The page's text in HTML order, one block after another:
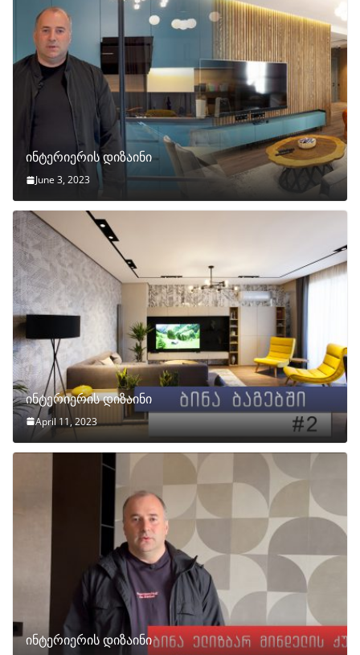
ინტერიერის დიზაინი
June 3, 2023
ინტერიერის დიზაინი
April 11, 2023
ინტერიერის დიზაინი